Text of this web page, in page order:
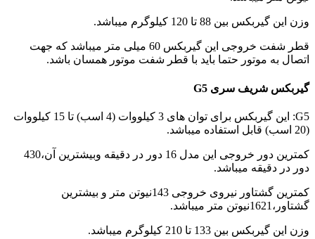
وزن این گیربکس بین 88 تا 120 کیلوگرم میباشد.
قطر شفت خروجی این گیربکس 60 میلی متر میباشد که جهت
اتصال به موتور حتما باید با قطر شفت موتور همسان باشد.
گیربکس شریف سری G5
G5: این گیربکس برای توان های 3 کیلووات (4 اسب) تا 15 کیلووات
(20 اسب) قابل استفاده میباشد.
کمترین دور خروجی این مدل 16 دور در دقیقه وبیشترین آن،430
دور در دقیقه میباشد.
کمترین گشتاور نیروی خروجی 143نیوتن متر و بیشترین
گشتاور،1621نیوتن متر میباشد.
وزن این گیربکس بین 133 تا 210 کیلوگرم میباشد.